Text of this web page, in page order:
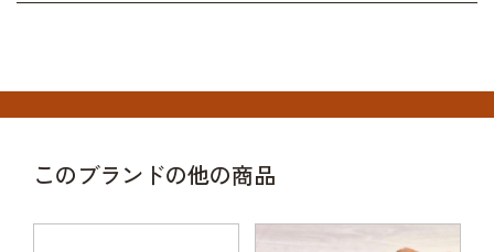
このブランドの他の商品